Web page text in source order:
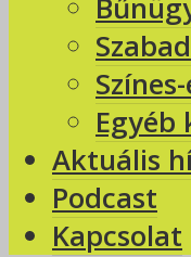
Egyéb
Aktuális
Podcast
Kapcsolat